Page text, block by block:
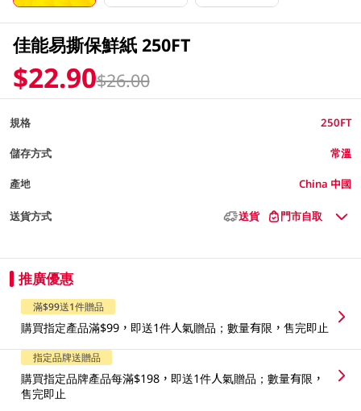
佳能易撕保鮮紙 250FT
$22.90$26.00
規格 250FT
儲存方式 常溫
產地 China 中國
送貨方式 送貨 門市自取
推廣優惠
滿$99送1件贈品
購買指定產品滿$99，即送1件人氣贈品；數量有限，售完即止
指定品牌送贈品
購買指定品牌產品每滿$198，即送1件人氣贈品；數量有限，
售完即止